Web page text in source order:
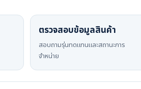
ตรวจสอบข้อมูลสินค้า
สอบถามรุ่นทดแทนและสถานะการ
จำหน่าย